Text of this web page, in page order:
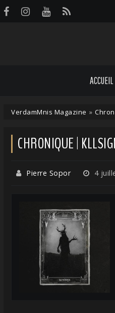
ACCUEIL
VerdamMnis Magazine »
CHRONIQUE |
Pierre Sopor 4
des cookies